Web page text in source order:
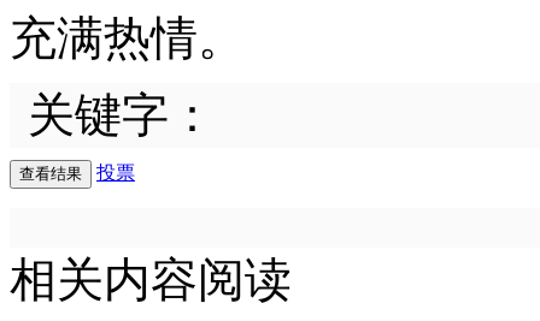
充满热情。
关键字：
投票
相关内容阅读